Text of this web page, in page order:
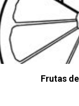
Frutas